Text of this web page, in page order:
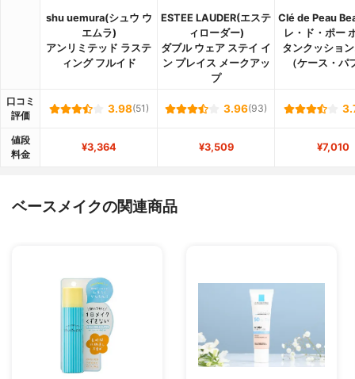
shu uemura(シュウ ウ
エムラ)
アンリミテッド ラステ
ィング フルイド
ESTEE LAUDER(エステ
ィローダー)
ダブル ウェア ステイ イ
ン プレイス メークアッ
プ
Clé de Peau
レ・ド・ポー
タンクッショ
（ケース・パ
口コミ
評価
3.98(51) 3.96(93)
値段
料金
¥3,364 ¥3,509 ¥7,010
ベースメイクの関連商品